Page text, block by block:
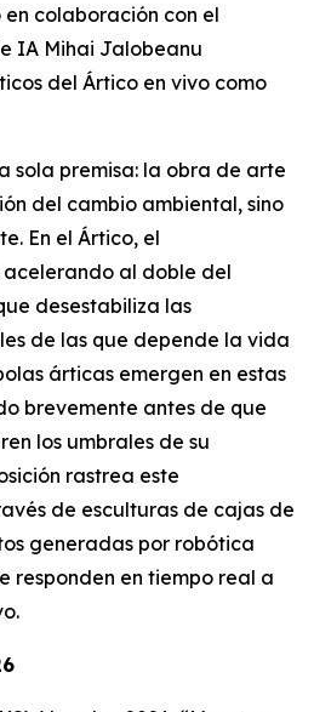
en colaboración con el
IA Mihai Jalobeanu
del Ártico en vivo como
sola premisa: la obra de arte
del cambio ambiental, sino
En el Ártico, el
al doble del
desestabiliza las
de las que depende la vida
árticas emergen en estas
brevemente antes de que
los umbrales de su
rastrea este
de esculturas de cajas de
generadas por robótica
responden en tiempo real a